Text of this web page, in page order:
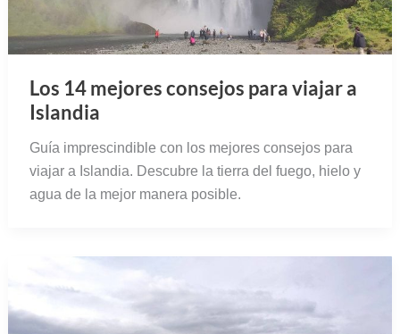
Los 14 mejores consejos para viajar a
Islandia
Guía imprescindible con los mejores consejos para
viajar a Islandia. Descubre la tierra del fuego, hielo y
agua de la mejor manera posible.